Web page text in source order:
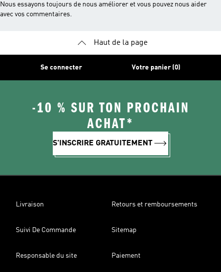
Nous essayons toujours de nous améliorer et vous pouvez nous aider
avec vos commentaires.
Haut de la page
Se connecter Votre panier (0)
-10 % SUR TON PROCHAIN
ACHAT*
S'INSCRIRE GRATUITEMENT
Livraison Retours et remboursements
Suivi De Commande Sitemap
Responsable du site Paiement